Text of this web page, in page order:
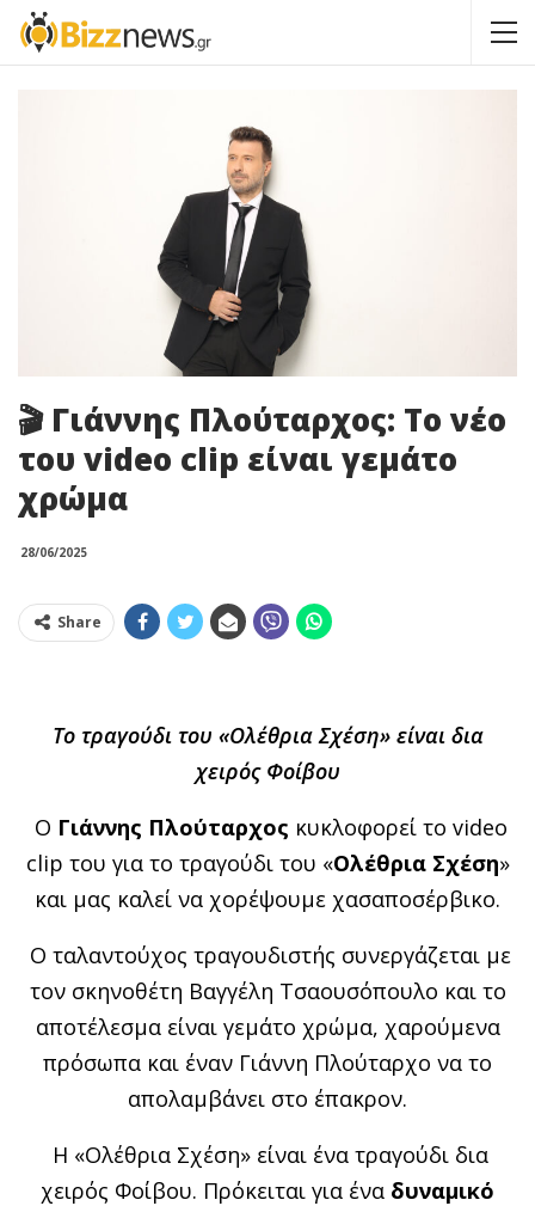
🎬 Γιάννης Πλούταρχος: Το νέο
του video clip είναι γεμάτο
χρώμα
28/06/2025
Share
Το τραγούδι του «Ολέθρια Σχέση» είναι δια
χειρός Φοίβου
Ο Γιάννης Πλούταρχος κυκλοφορεί το video
clip του για το τραγούδι του «Ολέθρια Σχέση»
και μας καλεί να χορέψουμε χασαποσέρβικο.
Ο ταλαντούχος τραγουδιστής συνεργάζεται με
τον σκηνοθέτη Βαγγέλη Τσαουσόπουλο και το
αποτέλεσμα είναι γεμάτο χρώμα, χαρούμενα
πρόσωπα και έναν Γιάννη Πλούταρχο να το
απολαμβάνει στο έπακρον.
Η «Ολέθρια Σχέση» είναι ένα τραγούδι δια
χειρός Φοίβου. Πρόκειται για ένα δυναμικό